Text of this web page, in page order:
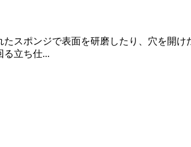
スポンジで表面を研磨したり、穴を開
る立ち仕...